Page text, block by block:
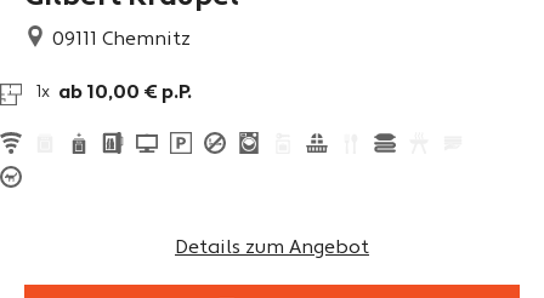
09111 Chemnitz
1x ab 10,00 € p.P.
Details zum Angebot